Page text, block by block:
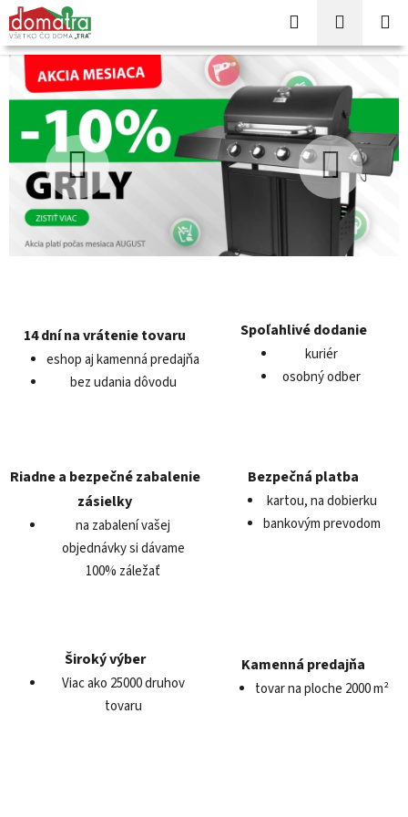
Prejsť
na
obsah
Hľadať
KOŠÍK
B
ý
O
n
á
s Predchádzajúce
14 dní na vrátenie tovaru
eshop aj kamenná predajňa
bez udania dôvodu
Spoľahlivé dodanie
kuriér
osobný odber
Riadne a bezpečné zabalenie
zásielky
na zabalení vašej
objednávky si dávame
100% záležať
Bezpečná platba
kartou, na dobierku
bankovým prevodom
Široký výber
Viac ako 25000 druhov
tovaru
Kamenná predajňa
tovar na ploche 2000 m²